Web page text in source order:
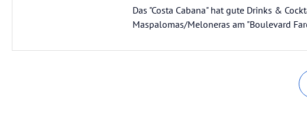
Das "Costa Cabana" hat gute Drinks &
Maspalomas/Meloneras am "Boulevard